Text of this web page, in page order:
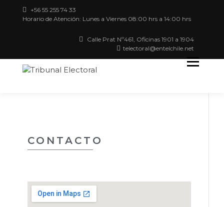
+56 55 255 74 33
Horario de Atención: Lunes a Viernes 08:00 hrs a 14:00 hrs
Calle Prat Nº461, Oficinas 1901 a 1904
telectoral@entelchile.net
CONTACTO